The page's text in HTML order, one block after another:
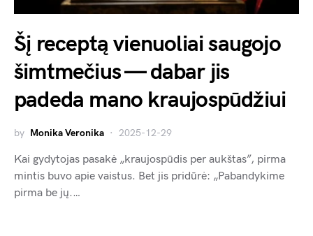
Šį receptą vienuoliai saugojo
šimtmečius — dabar jis
padeda mano kraujospūdžiui
by Monika Veronika 2025-12-29
Kai gydytojas pasakė „kraujospūdis per aukštas”, pirma
mintis buvo apie vaistus. Bet jis pridūrė: „Pabandykime
pirma be jų.…